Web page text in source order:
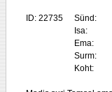
ID: 22735 Sünd:
Isa:
Ema:
Surm:
Koht: